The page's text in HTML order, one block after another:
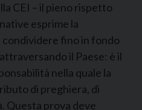
CEI – il pieno rispetto
esprime la
fino in fondo
il Paese: è il
nella quale la
di preghiera, di
Questa prova deve